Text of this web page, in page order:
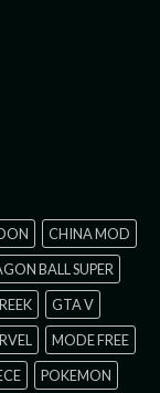
CHINA MOD
BALL SUPER
GTA V
MODE FREE
POKEMON